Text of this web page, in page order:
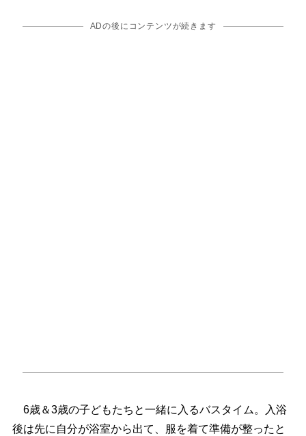
ADの後にコンテンツが続きます
6歳＆3歳の子どもたちと一緒に入るバスタイム。入浴
後は先に自分が浴室から出て、服を着て準備が整ったと